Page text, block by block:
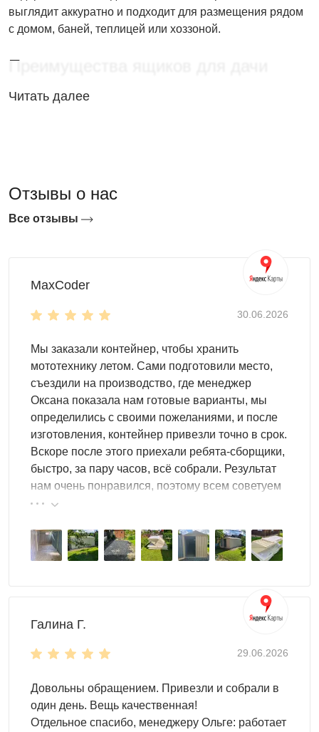
выглядит аккуратно и подходит для размещения рядом
с домом, баней, теплицей или хоззоной.
Преимущества ящиков для дачи
Быстрая установка: конструкция собирается
инвентарь, но и тяжёлые предметы.
конструкции и лучшая защита содержимого при
Изготовление в цинке и в различных цветах RAL,
возможны печать/брендирование, а также
дополнениями.
Что обычно хранят в дачном ящике
В дачном ящике удобно размещать то, что нужно
регулярно, но не хочется держать на виду: садовый
инвентарь: лопаты, грабли, секаторы, шланги,
удлинители, расходники для полива; технику и
оборудование: мотокосу/триммер, компрессор,
бензогенератор и аксессуары; хозяйственные и
сезонные вещи: укрывной материал, коробки, крепёж,
мелкий инструмент, автоаксессуары (например, колёса/
Как купить ящик для дачи SKOGGY
Выберите подходящую модель по размерам и месту
установки на участке. Определитесь с исполнением:
необходимости — печать/брендирование. Подберите
другие дополнения), чтобы хранить инвентарь было
удобнее. Оставьте заявку на сайте в карточке товара —
менеджер уточнит параметры, сроки изготовления,
Читать далее
Отзывы о нас
Все отзывы
MaxCoder
30.06.2026
Мы заказали контейнер, чтобы хранить
мототехнику летом. Сами подготовили место,
съездили на производство, где менеджер
Оксана показала нам готовые варианты, мы
определились с своими пожеланиями, и после
изготовления, контейнер привезли точно в срок.
Вскоре после этого приехали ребята-сборщики,
быстро, за пару часов, всё собрали. Результат
нам очень понравился, поэтому всем советуем
эту фирму.
Галина Г.
29.06.2026
Довольны обращением. Привезли и собрали в
один день. Вещь качественная!
Отдельное спасибо, менеджеру Ольге: работает